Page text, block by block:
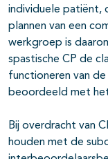
individuele patiënt,
plannen van een
werkgroep is
spastische CP de
functioneren van
beoordeeld met
Bij overdracht van
houden met de